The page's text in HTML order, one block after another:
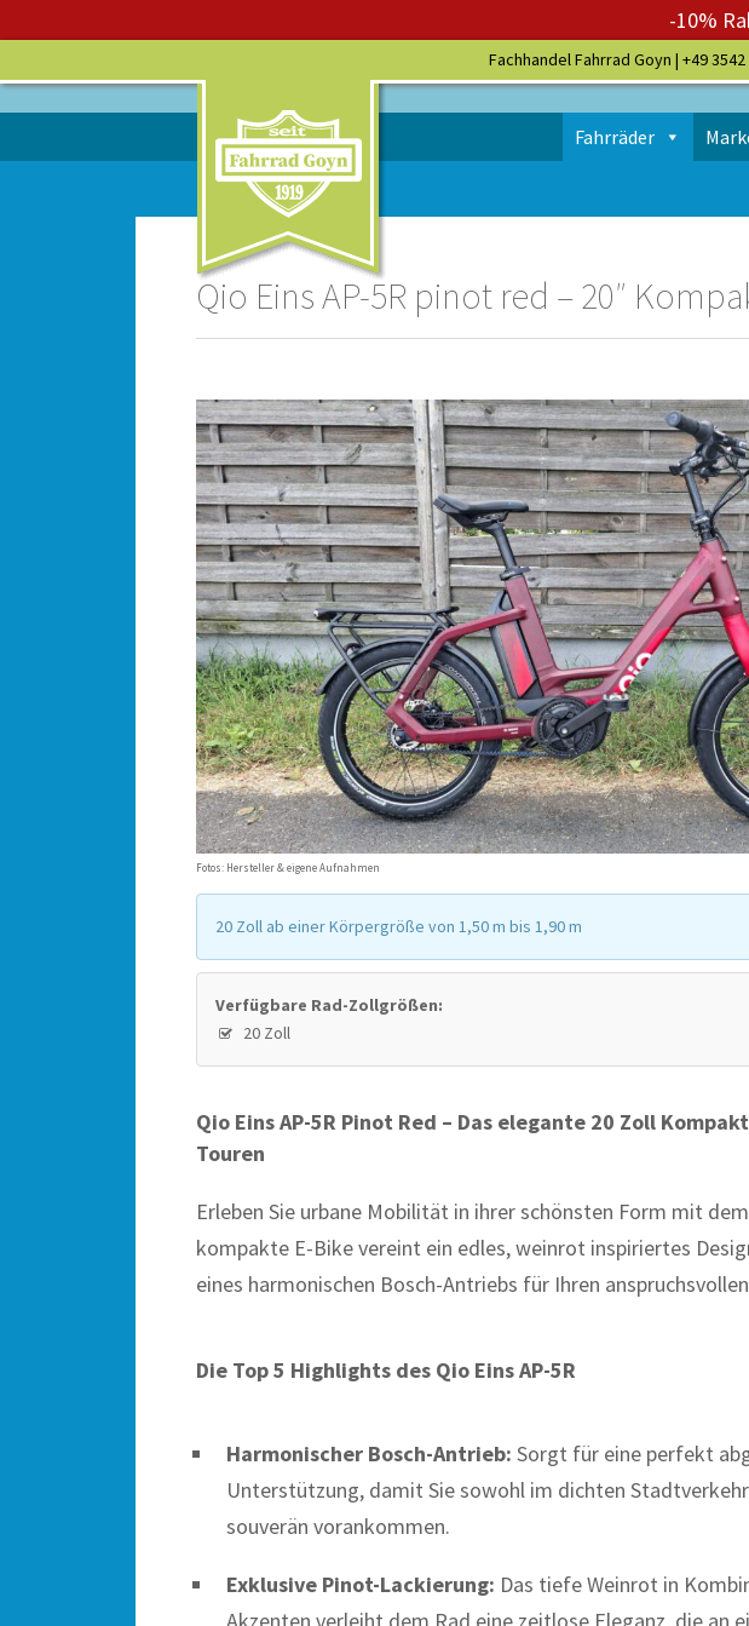
-10%
Fachhandel Fahrrad Goyn | +49 3542
Fahrräder
Qio Eins AP-5R pinot red – 20″
Fotos: Hersteller & eigene Aufnahmen
20 Zoll ab einer Körpergröße von 1,50 m bis 1,90 m
Verfügbare Rad-Zollgrößen:
20 Zoll
Qio Eins AP-5R Pinot Red – Das elegante 20 Zoll
Touren
Erleben Sie urbane Mobilität in ihrer schönsten Form mit dem
kompakte E-Bike vereint ein edles, weinrot inspiriertes
eines harmonischen Bosch-Antriebs für Ihren
Die Top 5 Highlights des Qio Eins AP-5R
Harmonischer Bosch-Antrieb: Sorgt für eine perfekt
Unterstützung, damit Sie sowohl im dichten
souverän vorankommen.
Exklusive Pinot-Lackierung: Das tiefe Weinrot in
Akzenten verleiht dem Rad eine zeitlose Eleganz, die an